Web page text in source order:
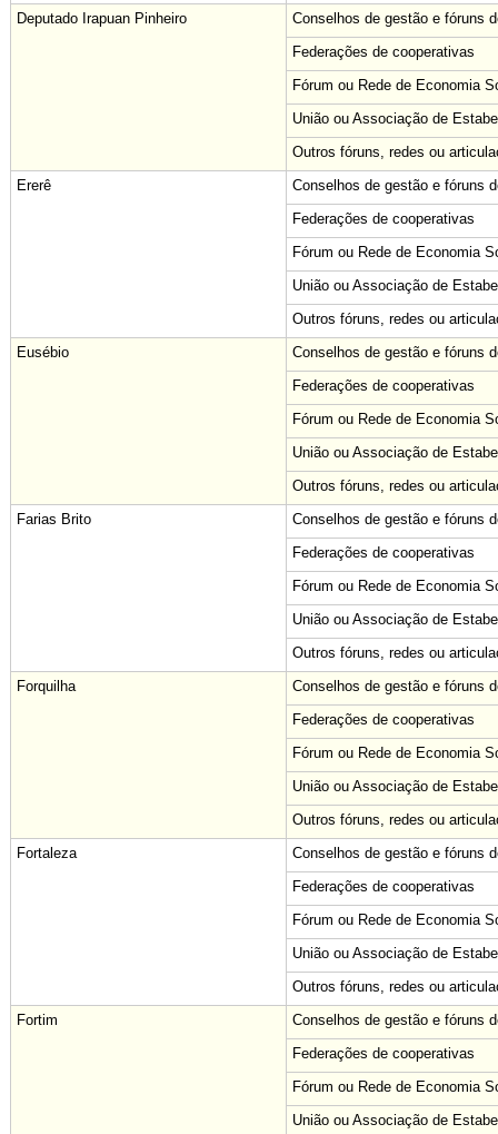
Deputado Irapuan Pinheiro
Conselhos de gestão e fóruns
Federações de cooperativas
Fórum ou Rede de Economia
União ou Associação de
Outros fóruns, redes ou
Ererê
Conselhos de gestão e fóruns
Federações de cooperativas
Fórum ou Rede de Economia
União ou Associação de
Outros fóruns, redes ou
Eusébio
Conselhos de gestão e fóruns
Federações de cooperativas
Fórum ou Rede de Economia
União ou Associação de
Outros fóruns, redes ou
Farias Brito
Conselhos de gestão e fóruns
Federações de cooperativas
Fórum ou Rede de Economia
União ou Associação de
Outros fóruns, redes ou
Forquilha
Conselhos de gestão e fóruns
Federações de cooperativas
Fórum ou Rede de Economia
União ou Associação de
Outros fóruns, redes ou
Fortaleza
Conselhos de gestão e fóruns
Federações de cooperativas
Fórum ou Rede de Economia
União ou Associação de
Outros fóruns, redes ou
Fortim
Conselhos de gestão e fóruns
Federações de cooperativas
Fórum ou Rede de Economia
União ou Associação de